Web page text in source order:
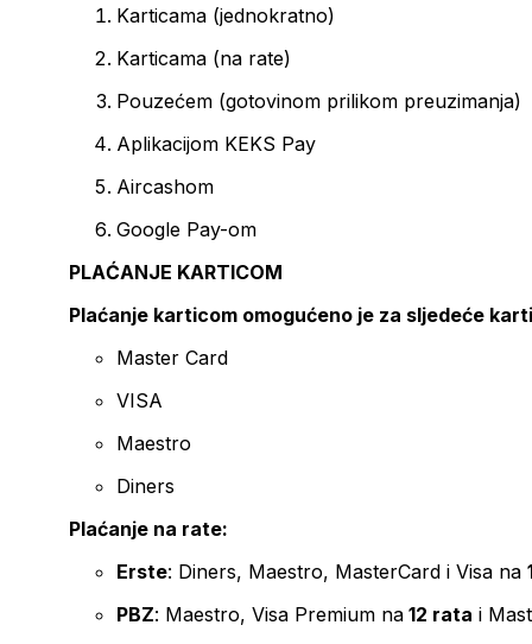
Karticama (jednokratno)
Karticama (na rate)
Pouzećem (gotovinom prilikom preuzimanja)
Aplikacijom KEKS Pay
Aircashom
Google Pay-om
PLAĆANJE KARTICOM
Plaćanje karticom omogućeno je za sljedeće
Master Card
VISA
Maestro
Diners
Plaćanje na rate:
Erste: Diners, Maestro, MasterCard i Visa na
PBZ: Maestro, Visa Premium na 12 rata i